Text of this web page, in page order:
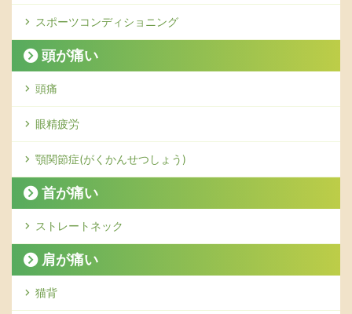
スポーツコンディショニング
頭が痛い
頭痛
眼精疲労
顎関節症(がくかんせつしょう)
首が痛い
ストレートネック
肩が痛い
猫背